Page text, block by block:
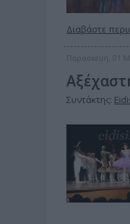
Διαβάστε
Παρασκευή, 01
Συντάκτης: